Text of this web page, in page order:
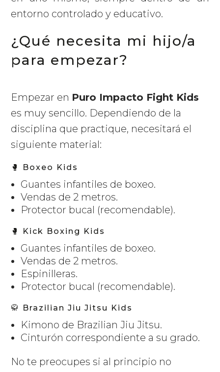
entorno controlado y educativo.
¿Qué necesita mi hijo/a
para empezar?
Empezar en Puro Impacto Fight Kids
es muy sencillo. Dependiendo de la
disciplina que practique, necesitará el
siguiente material:
🥊 Boxeo Kids
Guantes infantiles de boxeo.
Vendas de 2 metros.
Protector bucal (recomendable).
🥊 Kick Boxing Kids
Guantes infantiles de boxeo.
Vendas de 2 metros.
Espinilleras.
Protector bucal (recomendable).
🥋 Brazilian Jiu Jitsu Kids
Kimono de Brazilian Jiu Jitsu.
Cinturón correspondiente a su grado.
No te preocupes si al principio no